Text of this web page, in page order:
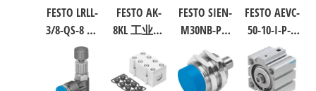
FESTO LRLL-
3/8-QS-8 气
源处理元
件 规格8
153505
FESTO AK-
8KL 工业自
件 538219
FESTO SIEN-
M30NB-PS-
S-L 电感式
接近传感
器 符合EN
FESTO AEVC-
50-10-I-P-A
短行程气
缸 行程
10mm 缸径